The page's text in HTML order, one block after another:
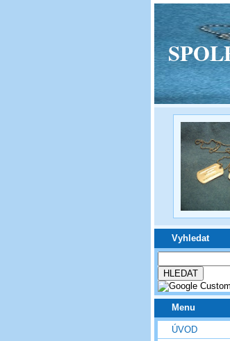
Vyhledat
Menu
ÚVOD